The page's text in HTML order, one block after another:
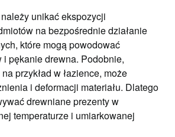
unikać ekspozycji
na bezpośrednie działanie
które mogą powodować
pękanie drewna. Podobnie,
przykład w łazience, może
i deformacji materiału. Dlatego
drewniane prezenty w
temperaturze i umiarkowanej